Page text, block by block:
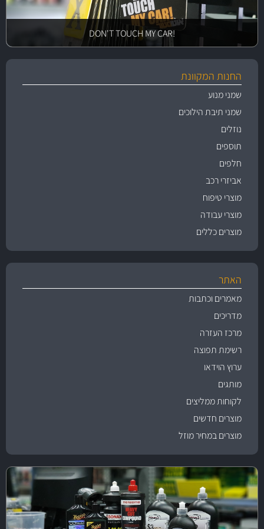
!DON'T TOUCH MY CAR
החנות המקוונת
שמני מנוע
שמני תיבת הילוכים
נוזלים
תוספים
חלפים
אביזרי רכב
מוצרי טיפוח
מוצרי עבודה
מוצרים כללים
האתר
מאמרים וכתבות
מדריכים
מרכז העזרה
רשימת תפוצה
ערוץ הוידאו
מותגים
לקוחות ממליצים
מוצרים חדשים
מוצרים במחיר מוזל